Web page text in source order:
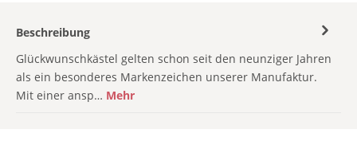
Beschreibung
Glückwunschkästel gelten schon seit den neunziger Jahren
als ein besonderes Markenzeichen unserer Manufaktur.
Mit einer ansp… Mehr